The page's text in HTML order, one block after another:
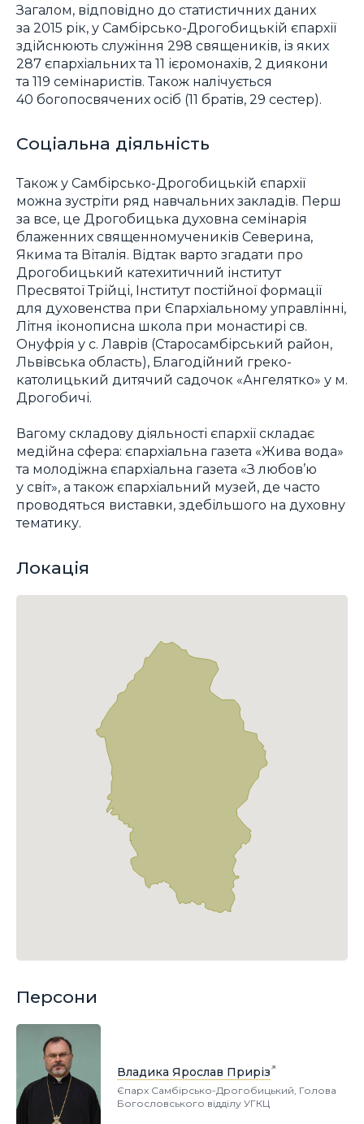
Загалом, відповідно до статистичних даних
за 2015 рік, у Самбірсько-Дрогобицькій єпархії
здійснюють служіння 298 священиків, із яких
287 єпархіальних та 11 ієромонахів, 2 диякони
та 119 семінаристів. Також налічується
40 богопосвячених осіб (11 братів, 29 сестер).
Соціальна діяльність
Також у Самбірсько-Дрогобицькій єпархії
можна зустріти ряд навчальних закладів. Перш
за все, це Дрогобицька духовна семінарія
блаженних священномучеників Северина,
Якима та Віталія. Відтак варто згадати про
Дрогобицький катехитичний інститут
Пресвятої Трійці, Інститут постійної формації
для духовенства при Єпархіальному управлінні,
Літня іконописна школа при монастирі св.
Онуфрія у с. Лаврів (Старосамбірський район,
Львівська область), Благодійний греко-
католицький дитячий садочок «Ангелятко» у м.
Дрогобичі.
Вагому складову діяльності єпархії складає
медійна сфера: єпархіальна газета «Жива вода»
та молодіжна єпархіальна газета «З любов’ю
у світ», а також єпархіальний музей, де часто
проводяться виставки, здебільшого на духовну
тематику.
Локація
Персони
Владика Ярослав Приріз
Єпарх Самбірсько-Дрогобицький, Голова
Богословського відділу УГКЦ